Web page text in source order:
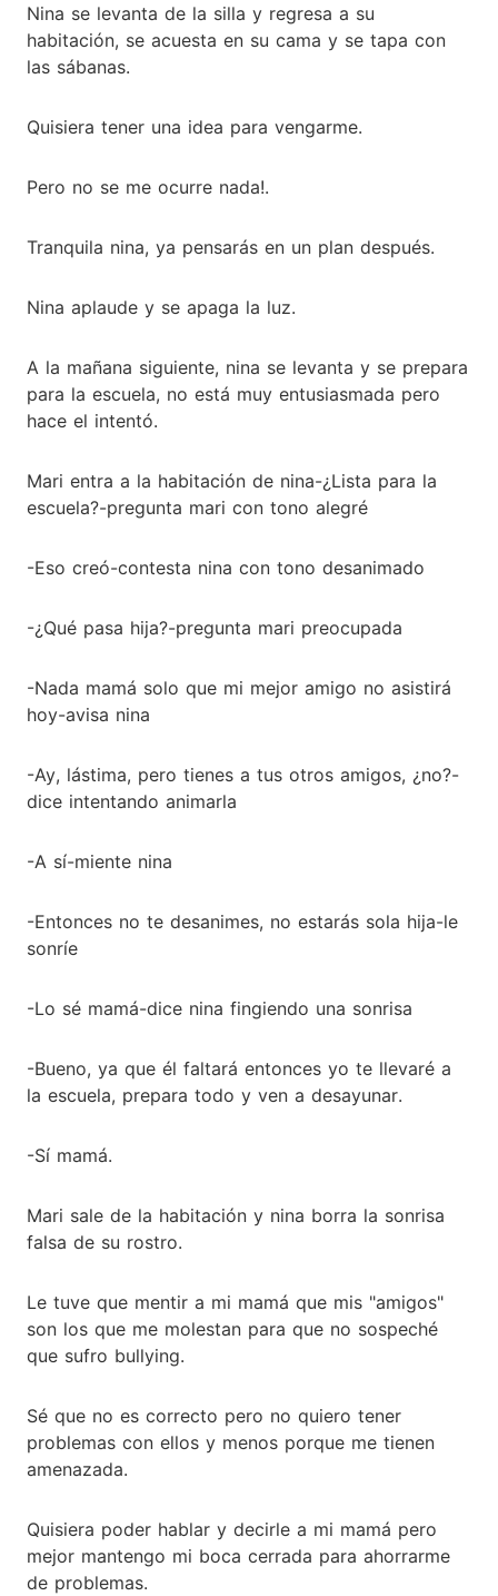
Nina se levanta de la silla y regresa a su
habitación, se acuesta en su cama y se tapa con
las sábanas.
Quisiera tener una idea para vengarme.
Pero no se me ocurre nada!.
Tranquila nina, ya pensarás en un plan después.
Nina aplaude y se apaga la luz.
A la mañana siguiente, nina se levanta y se prepara
para la escuela, no está muy entusiasmada pero
hace el intentó.
Mari entra a la habitación de nina-¿Lista para la
escuela?-pregunta mari con tono alegré
-Eso creó-contesta nina con tono desanimado
-¿Qué pasa hija?-pregunta mari preocupada
-Nada mamá solo que mi mejor amigo no asistirá
hoy-avisa nina
-Ay, lástima, pero tienes a tus otros amigos, ¿no?-
dice intentando animarla
-A sí-miente nina
-Entonces no te desanimes, no estarás sola hija-le
sonríe
-Lo sé mamá-dice nina fingiendo una sonrisa
-Bueno, ya que él faltará entonces yo te llevaré a
la escuela, prepara todo y ven a desayunar.
-Sí mamá.
Mari sale de la habitación y nina borra la sonrisa
falsa de su rostro.
Le tuve que mentir a mi mamá que mis "amigos"
son los que me molestan para que no sospeché
que sufro bullying.
Sé que no es correcto pero no quiero tener
problemas con ellos y menos porque me tienen
amenazada.
Quisiera poder hablar y decirle a mi mamá pero
mejor mantengo mi boca cerrada para ahorrarme
de problemas.